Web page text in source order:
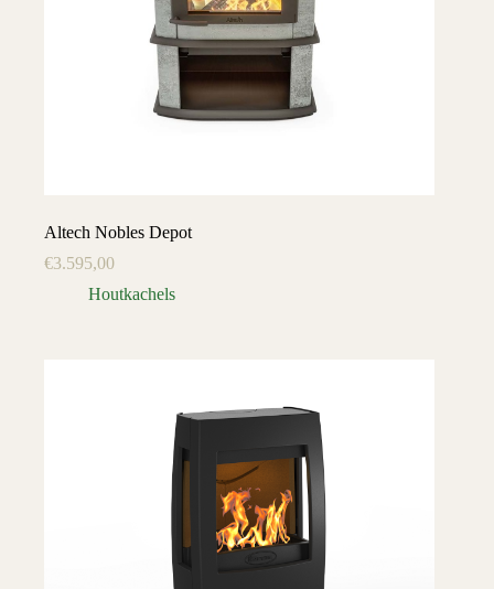
Altech Nobles Depot
€3.595,00
Houtkachels